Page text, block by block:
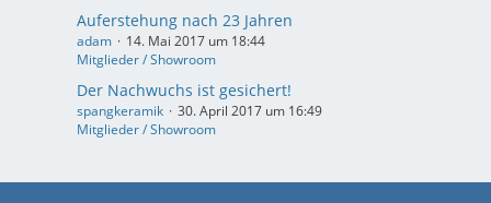
Auferstehung nach 23 Jahren
adam
14. Mai 2017 um 18:44
Mitglieder / Showroom
Der Nachwuchs ist gesichert!
spangkeramik
30. April 2017 um 16:49
Mitglieder / Showroom